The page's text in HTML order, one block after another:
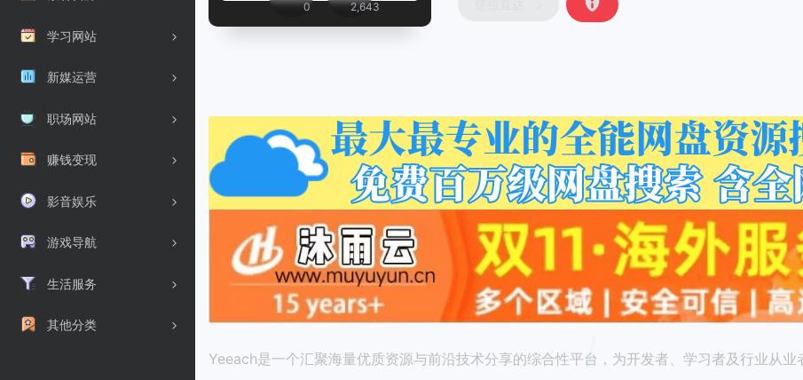
学习网站
新媒运营
职场网站
赚钱变现
影音娱乐
游戏导航
生活服务
其他分类
0 2,643
Yeeach是一个汇聚海量优质资源与前沿技术分享的综合性平台，为开发者、学习者及行业从业